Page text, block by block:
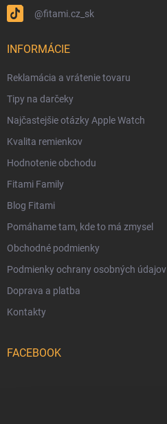
@fitami.cz_sk
INFORMÁCIE
Reklamácia a vrátenie tovaru
Tipy na darčeky
Najčastejšie otázky Apple Watch
Kvalita remienkov
Hodnotenie obchodu
Fitami Family
Blog Fitami
Pomáhame tam, kde to má zmysel
Obchodné podmienky
Podmienky ochrany osobných údajov
Doprava a platba
Kontakty
FACEBOOK